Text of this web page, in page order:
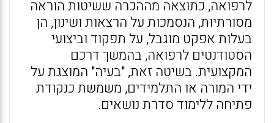
לרפואה, כתוצאה מההכרה ששיטות הוראה
מסורתיות, הנסמכות על הרצאות ושינון, הן
בעלות אפקט מוגבל, על תפקוד וביצועי
הסטודנטים לרפואה, בהמשך דרכם
המקצועית. בשיטה זאת, "בעיה" המוצגת על
ידי המורה או התלמידים, משמשת כנקודת
פתיחה ללימוד סדרת נושאים.